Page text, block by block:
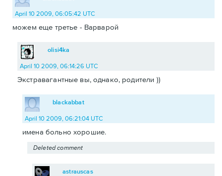
April 10 2009, 06:05:42 UTC
можем еще третье - Варварой
olisi4ka
April 10 2009, 06:14:26 UTC
Экстравагантные вы, однако, родители ))
blackabbat
April 10 2009, 06:21:04 UTC
имена больно хорошие.
Deleted comment
astrauscas